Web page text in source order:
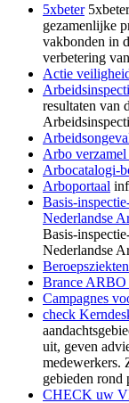
5xbeter
gezamenlijke
vakbonden in
verbetering
Actie
resultaten van
Arbo
Arbocatalogi-
Arboportaal
Basis-
Nederlandse
Basis-
Nederlandse
Beroepsziekten
Brance ARBO
Campagnes
check
uit, geven
medewerkers.
gebieden rond
CHECK uw